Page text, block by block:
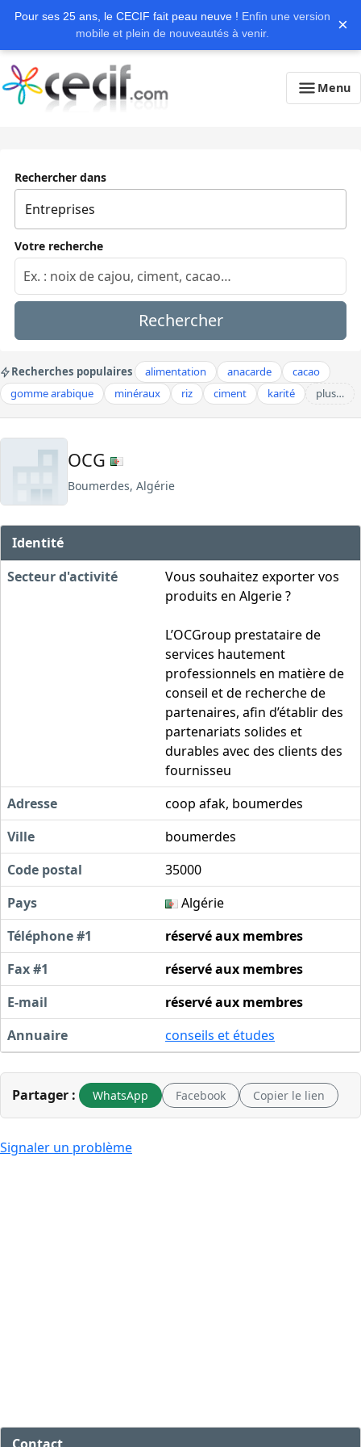
Pour ses 25 ans, le CECIF fait peau neuve ! Enfin une version
mobile et plein de nouveautés à venir.
×
Menu
Rechercher dans
Votre recherche
Rechercher
Recherches populaires alimentation anacarde
cacao
gomme arabique
minéraux riz ciment karité plus…
OCG
Boumerdes, Algérie
Identité
Secteur d'activité
Vous souhaitez exporter vos
produits en Algerie ?
L’OCGroup prestataire de
services hautement
professionnels en matière de
conseil et de recherche de
partenaires, afin d’établir des
partenariats solides et
durables avec des clients des
fournisseu
Adresse
coop afak, boumerdes
Ville
boumerdes
Code postal
35000
Pays
Algérie
Téléphone #1
réservé aux membres
Fax #1
réservé aux membres
E-mail
réservé aux membres
Annuaire
conseils et études
Partager : WhatsApp Facebook Copier le lien
Signaler un problème